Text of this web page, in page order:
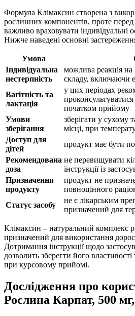
Формула Клімаксин створена з
рослинних компонентів, проте
важливо враховувати індивідуальні
Нижче наведені основні
Умова
Індивідуальна
нестерпність
можлива реакція на
складу, включаючи
Вагітність та
лактація
у цих періодах
початком прийому
Умови
зберігання
зберігати у сухому
місці, при
Доступ для
дітей
продукт має бути
Рекомендована
доза
не перевищувати
інструкції із
Призначення
продукту
продукт не
повноцінного
Статус засобу
не є лікарським
призначений для
Клімаксин – натуральний комплекс
призначений для використання
Дотримання інструкції щодо
дозволить зберегти його
при курсовому прийомі.
Дослідження про
Рослина Карпат, 500